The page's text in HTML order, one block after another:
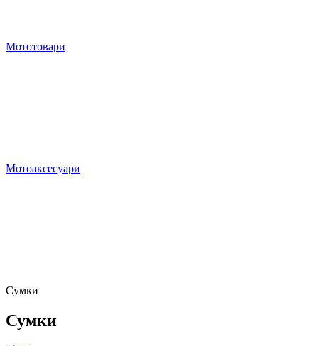
Мототовари
Мотоаксесуари
Сумки
Сумки